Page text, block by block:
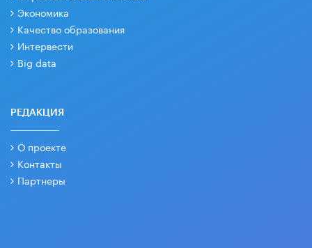
Экономика
Качество образования
Интервести
Big data
РЕДАКЦИЯ
О проекте
Контакты
Партнеры